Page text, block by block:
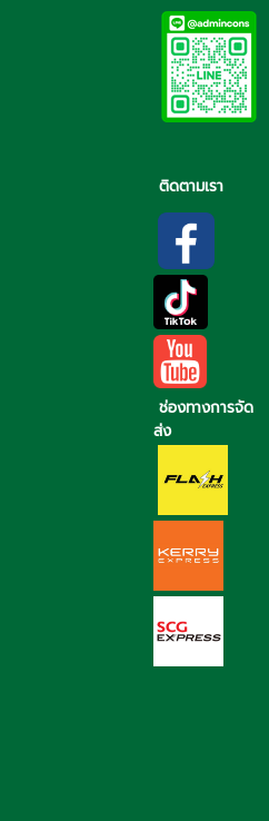
ติดตามเรา
ช่องทางการจัด
ส่ง